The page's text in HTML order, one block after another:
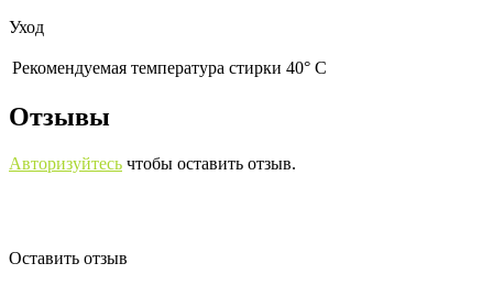
Уход
Рекомендуемая температура стирки 40° С
Отзывы
Авторизуйтесь чтобы оставить отзыв.
Оставить отзыв